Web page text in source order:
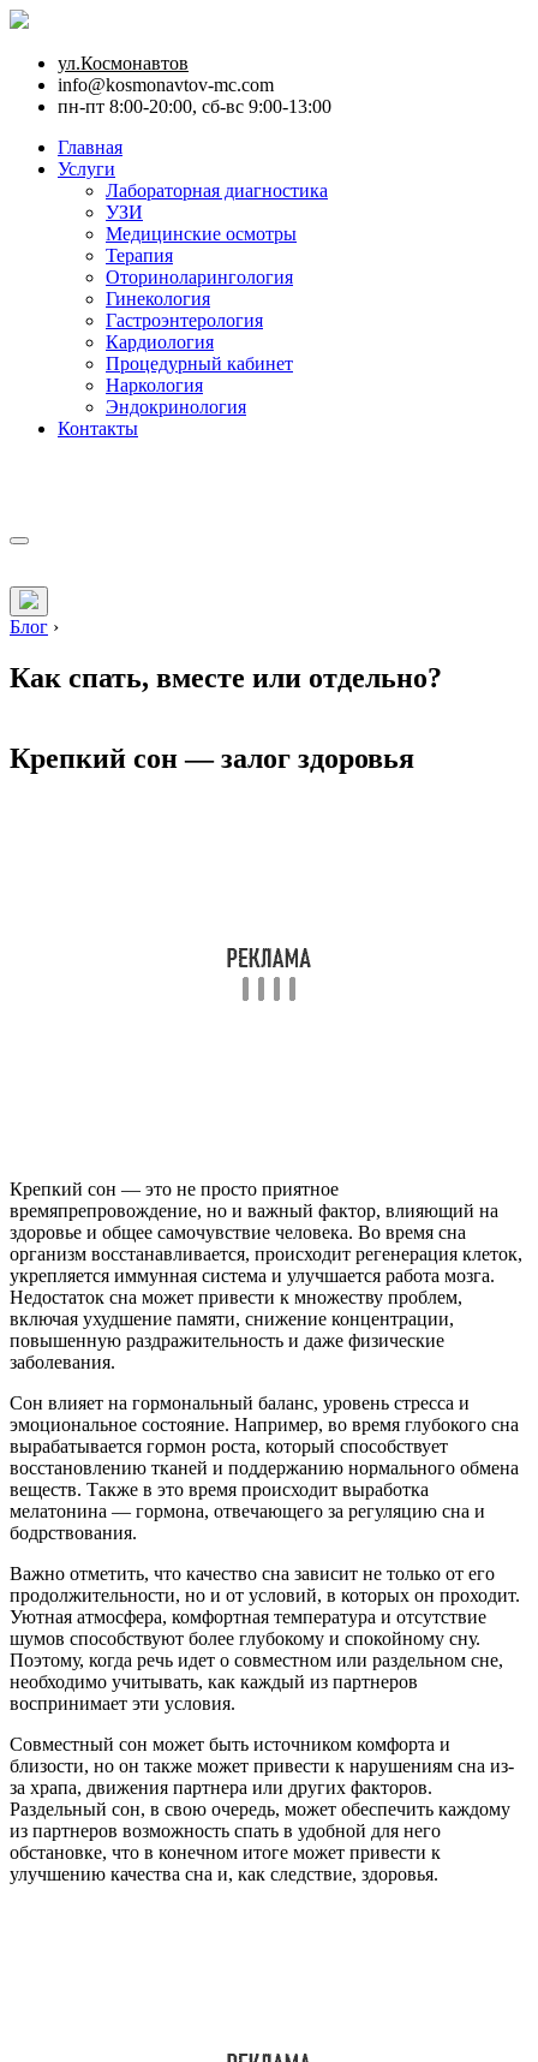
ул.Космонавтов
info@kosmonavtov-mc.com
пн-пт 8:00-20:00, сб-вс 9:00-13:00
Главная
Услуги
Лабораторная диагностика
УЗИ
Медицинские осмотры
Терапия
Оториноларингология
Гинекология
Гастроэнтерология
Кардиология
Процедурный кабинет
Наркология
Эндокринология
Контакты
Блог ›
Как спать, вместе или отдельно?
Крепкий сон — залог здоровья
Крепкий сон — это не просто приятное
времяпрепровождение, но и важный фактор, влияющий на
здоровье и общее самочувствие человека. Во время сна
организм восстанавливается, происходит регенерация клеток,
укрепляется иммунная система и улучшается работа мозга.
Недостаток сна может привести к множеству проблем,
включая ухудшение памяти, снижение концентрации,
повышенную раздражительность и даже физические
заболевания.
Сон влияет на гормональный баланс, уровень стресса и
эмоциональное состояние. Например, во время глубокого сна
вырабатывается гормон роста, который способствует
восстановлению тканей и поддержанию нормального обмена
веществ. Также в это время происходит выработка
мелатонина — гормона, отвечающего за регуляцию сна и
бодрствования.
Важно отметить, что качество сна зависит не только от его
продолжительности, но и от условий, в которых он проходит.
Уютная атмосфера, комфортная температура и отсутствие
шумов способствуют более глубокому и спокойному сну.
Поэтому, когда речь идет о совместном или раздельном сне,
необходимо учитывать, как каждый из партнеров
воспринимает эти условия.
Совместный сон может быть источником комфорта и
близости, но он также может привести к нарушениям сна из-
за храпа, движения партнера или других факторов.
Раздельный сон, в свою очередь, может обеспечить каждому
из партнеров возможность спать в удобной для него
обстановке, что в конечном итоге может привести к
улучшению качества сна и, как следствие, здоровья.